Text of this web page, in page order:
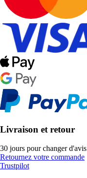
Livraison et retour
30 jours pour changer d'avis
Retournez votre commande
Trustpilot